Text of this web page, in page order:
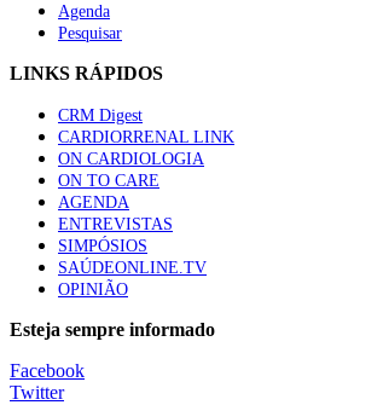
Agenda
Pesquisar
LINKS RÁPIDOS
CRM Digest
CARDIORRENAL LINK
ON CARDIOLOGIA
ON TO CARE
AGENDA
ENTREVISTAS
SIMPÓSIOS
SAÚDEONLINE.TV
OPINIÃO
Esteja sempre informado
Facebook
Twitter